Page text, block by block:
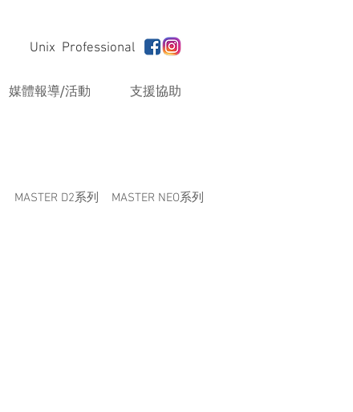
Unix Professional
支援協助
媒體報導/活動
MASTER D2系列 MASTER NEO系列